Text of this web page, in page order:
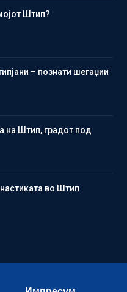
Штип?
– познати шегаџии
на Штип, градот под
во Штип